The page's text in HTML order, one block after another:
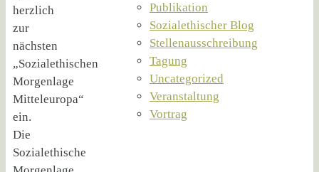
herzlich
zur
nächsten
„Sozialethischen
Morgenlage
Mitteleuropa“
ein.
Die
Sozialethische
Publikation
Sozialethischer Blog
Stellenausschreibung
Tagung
Uncategorized
Veranstaltung
Vortrag